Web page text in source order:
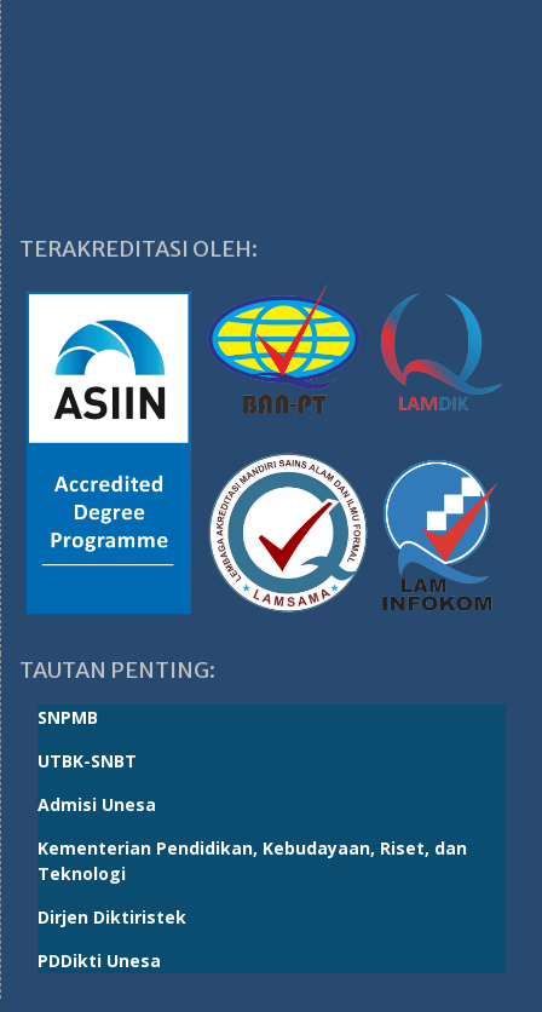
TERAKREDITASI OLEH:
TAUTAN PENTING:
SNPMB
UTBK-SNBT
Admisi Unesa
Kementerian Pendidikan, Kebudayaan, Riset, dan
Teknologi
Dirjen Diktiristek
PDDikti Unesa